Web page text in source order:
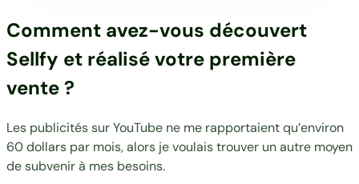
Comment avez-vous découvert
Sellfy et réalisé votre première
vente ?
Les publicités sur YouTube ne me rapportaient qu’environ
60 dollars par mois, alors je voulais trouver un autre moyen
de subvenir à mes besoins.